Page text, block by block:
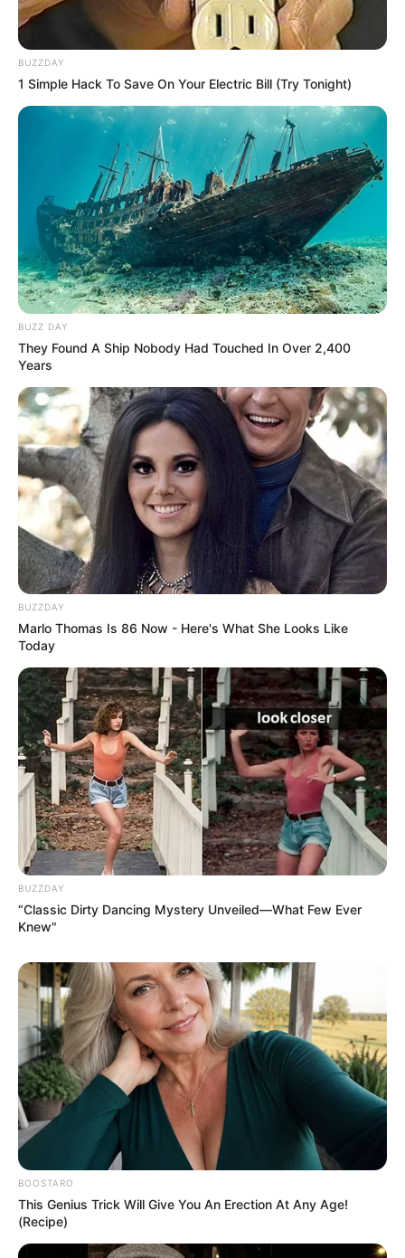
BUZZDAY
1 Simple Hack To Save On Your Electric Bill (Try Tonight)
BUZZ DAY
They Found A Ship Nobody Had Touched In Over 2,400
Years
BUZZDAY
Marlo Thomas Is 86 Now - Here's What She Looks Like
Today
BUZZDAY
“Classic Dirty Dancing Mystery Unveiled—What Few Ever
Knew"
BOOSTARO
This Genius Trick Will Give You An Erection At Any Age!
(Recipe)